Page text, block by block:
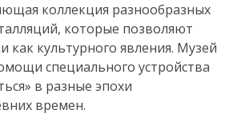
коллекция разнообразных
которые позволяют
как культурного явления. Музей
специального устройства
в разные эпохи
времен.